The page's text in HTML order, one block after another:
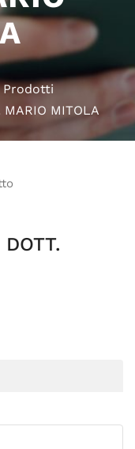
Prodotti
MARIO MITOLA